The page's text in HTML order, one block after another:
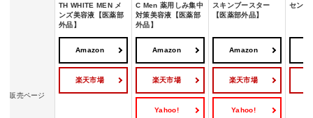
TH WHITE MEN メ
ンズ美容液【医薬部
外品】
C Men 薬用しみ集中
対策美容液【医薬部
外品】
スキンブースター
【医薬部外品】
セント
販売ページ
Amazon
楽天市場
Amazon
楽天市場
Yahoo!
Amazon
楽天市場
Yahoo!